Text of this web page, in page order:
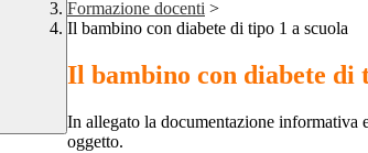
Formazione docenti >
Il bambino con diabete di tipo 1 a scuola
Il bambino con diabete di
In allegato la documentazione informativa
oggetto.